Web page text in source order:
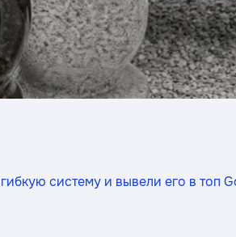
систему и вывели его в топ